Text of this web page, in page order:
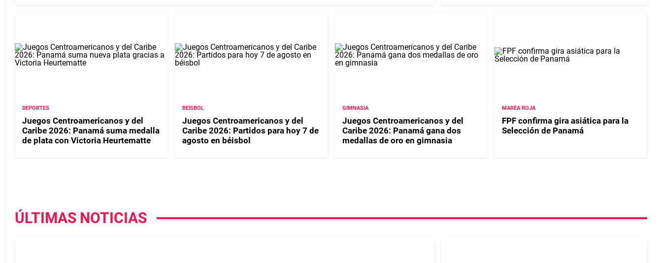
DEPORTES
Juegos Centroamericanos y del
Caribe 2026: Panamá suma medalla
de plata con Victoria Heurtematte
BEISBOL
Juegos Centroamericanos y del
Caribe 2026: Partidos para hoy 7 de
agosto en béisbol
GIMNASIA
Juegos Centroamericanos y del
Caribe 2026: Panamá gana dos
medallas de oro en gimnasia
MAREA ROJA
FPF confirma gira asiática para la
Selección de Panamá
ÚLTIMAS NOTICIAS